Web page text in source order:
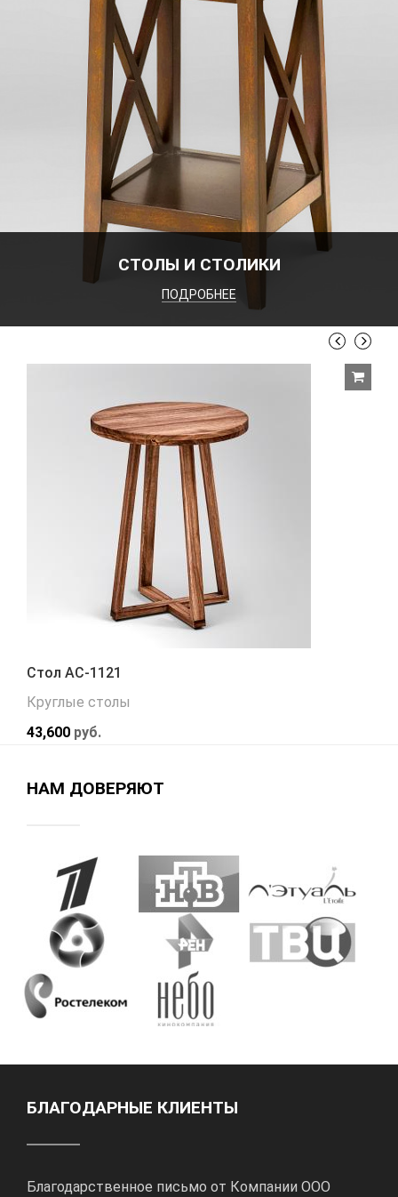
СТОЛЫ И СТОЛИКИ
ПОДРОБНЕЕ
Стол АС-1121
Круглые столы
43,600 руб.
НАМ ДОВЕРЯЮТ
БЛАГОДАРНЫЕ КЛИЕНТЫ
Благодарственное письмо от Компании ООО